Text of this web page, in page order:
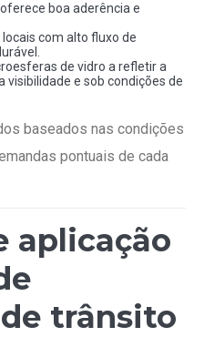
boa aderência e
com alto fluxo de
de vidro a refletir a
visibilidade e sob condições de
baseados nas condições
pontuais de cada
aplicação
trânsito